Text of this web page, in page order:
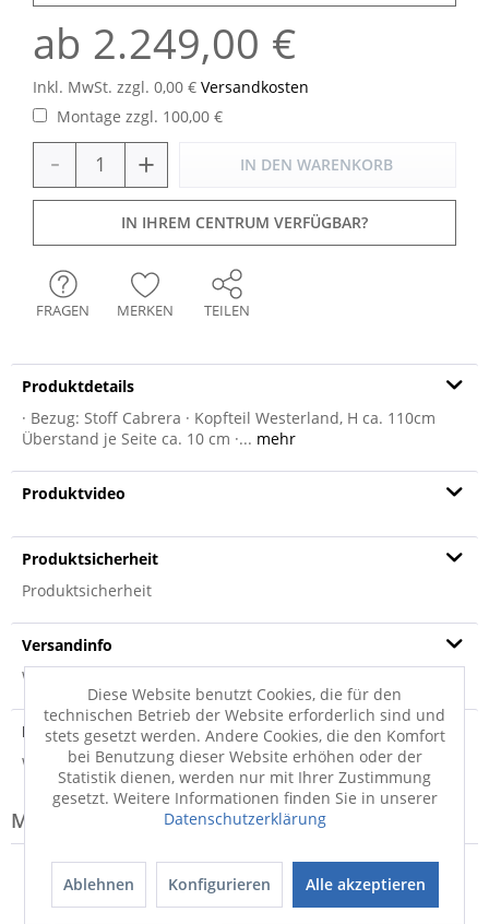
ab 2.249,00 €
Inkl. MwSt. zzgl. 0,00 € Versandkosten
Montage zzgl. 100,00 €
- + IN DEN WARENKORB
IN IHREM CENTRUM VERFÜGBAR?
FRAGEN MERKEN TEILEN
Produktdetails
· Bezug: Stoff Cabrera · Kopfteil Westerland, H ca. 110cm
Überstand je Seite ca. 10 cm ·... mehr
Produktvideo
Produktsicherheit
Produktsicherheit
Versandinfo
Weitere Informationen zum Versand...
Hersteller
Weitere Informationen zum Hersteller...
Modell-Familie: LANGEOOG
Diese Website benutzt Cookies, die für den
technischen Betrieb der Website erforderlich sind und
stets gesetzt werden. Andere Cookies, die den Komfort
bei Benutzung dieser Website erhöhen oder der
Statistik dienen, werden nur mit Ihrer Zustimmung
gesetzt. Weitere Informationen finden Sie in unserer
Datenschutzerklärung
Ablehnen Konfigurieren Alle akzeptieren